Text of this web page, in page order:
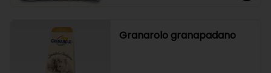
Granarolo granapadano